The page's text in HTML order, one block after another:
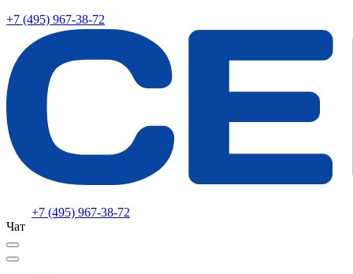
+7 (495) 967-38-72
+7 (495) 967-38-72
Чат